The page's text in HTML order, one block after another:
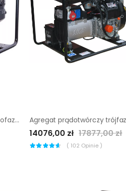
Agregat prądotwórczy jednofazowy Sumera Motor smg-6me-l-avr
14076,00 zł 17877,00 zł
( 102 Opinie )